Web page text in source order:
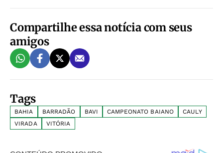
Compartilhe essa notícia com seus
amigos
Tags
BAHIA BARRADÃO BAVI CAMPEONATO BAIANO
CAULY
VIRADA
VITÓRIA